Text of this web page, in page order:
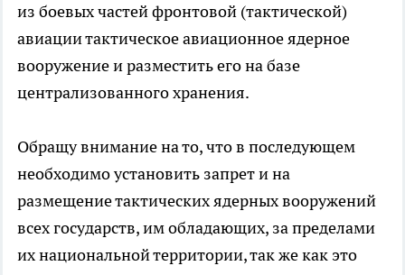
из боевых частей фронтовой (тактической)
авиации тактическое авиационное ядерное
вооружение и разместить его на базе
централизованного хранения.
Обращу внимание на то, что в последующем
необходимо установить запрет и на
размещение тактических ядерных вооружений
всех государств, им обладающих, за пределами
их национальной территории, так же как это